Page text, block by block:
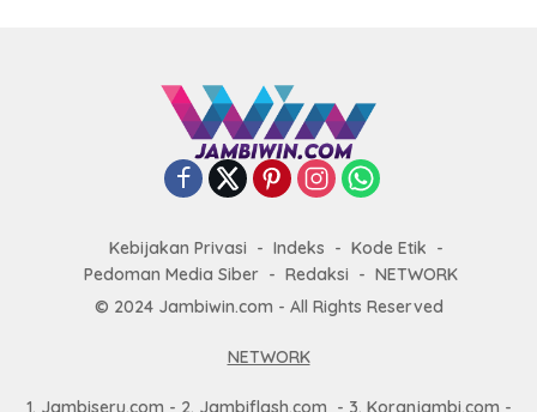
Kebijakan Privasi Indeks
Kode Etik
Pedoman Media Siber
Redaksi
NETWORK
© 2024 Jambiwin.com - All Rights Reserved
NETWORK
1. Jambiseru.com - 2. Jambiflash.com - 3. Koranjambi.com -